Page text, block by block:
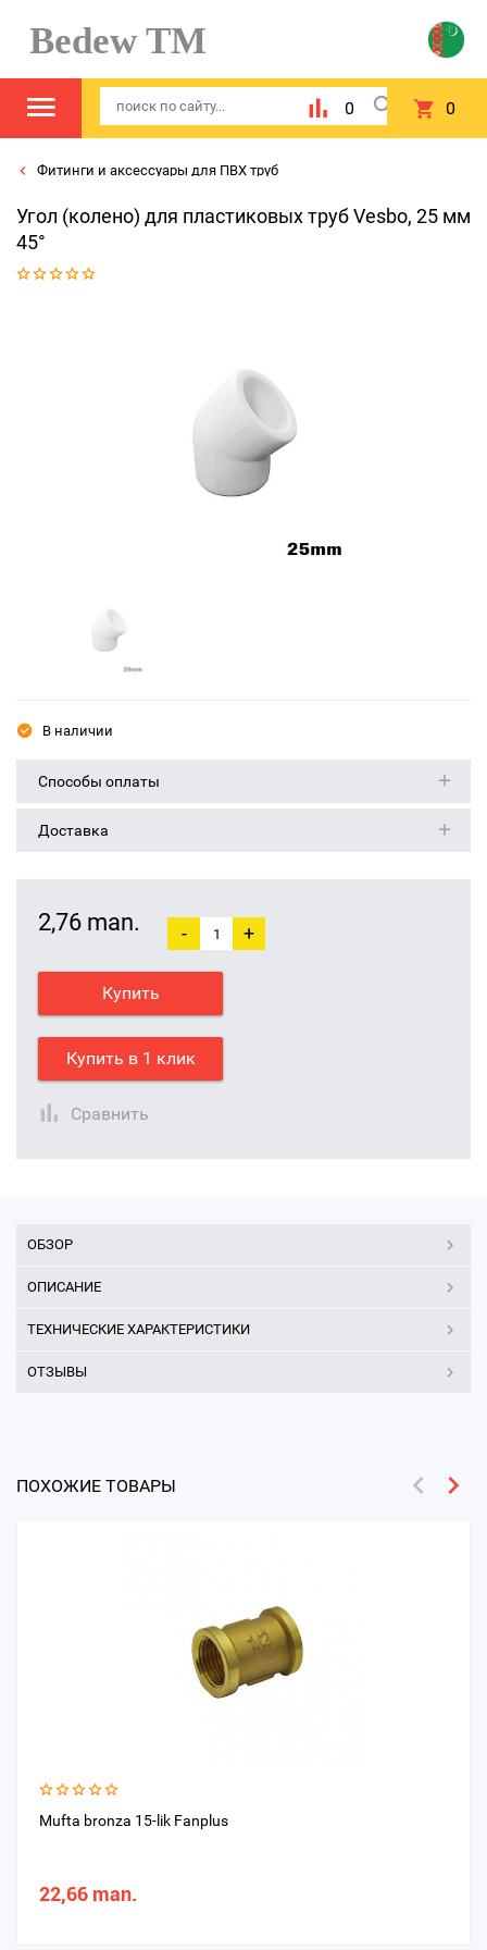
Bedew TM
0 0
Фитинги и аксессуары для ПВХ труб
Угол (колено) для пластиковых труб Vesbo, 25 мм
45°
В наличии
Способы оплаты
Доставка
2,76 man. - +
Купить
Купить в 1 клик
Сравнить
ОБЗОР
ОПИСАНИЕ
ТЕХНИЧЕСКИЕ ХАРАКТЕРИСТИКИ
ОТЗЫВЫ
ПОХОЖИЕ ТОВАРЫ
Mufta bronza 15-lik Fanplus
22,66 man.